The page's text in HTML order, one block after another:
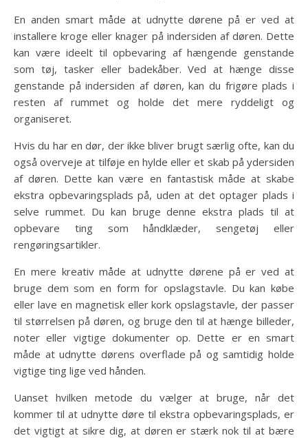
En anden smart måde at udnytte dørene på er ved at
installere kroge eller knager på indersiden af døren. Dette
kan være ideelt til opbevaring af hængende genstande
som tøj, tasker eller badekåber. Ved at hænge disse
genstande på indersiden af døren, kan du frigøre plads i
resten af rummet og holde det mere ryddeligt og
organiseret.
Hvis du har en dør, der ikke bliver brugt særlig ofte, kan du
også overveje at tilføje en hylde eller et skab på ydersiden
af døren. Dette kan være en fantastisk måde at skabe
ekstra opbevaringsplads på, uden at det optager plads i
selve rummet. Du kan bruge denne ekstra plads til at
opbevare ting som håndklæder, sengetøj eller
rengøringsartikler.
En mere kreativ måde at udnytte dørene på er ved at
bruge dem som en form for opslagstavle. Du kan købe
eller lave en magnetisk eller kork opslagstavle, der passer
til størrelsen på døren, og bruge den til at hænge billeder,
noter eller vigtige dokumenter op. Dette er en smart
måde at udnytte dørens overflade på og samtidig holde
vigtige ting lige ved hånden.
Uanset hvilken metode du vælger at bruge, når det
kommer til at udnytte døre til ekstra opbevaringsplads, er
det vigtigt at sikre dig, at døren er stærk nok til at bære